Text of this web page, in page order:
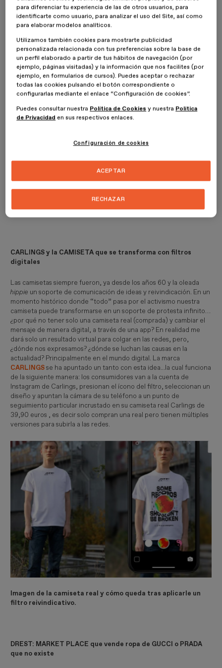
REPENSAR o ACELERAR procesos que en realidad ya estaban en
la vanguardia de la moda.
Ahora parece que el modelo masivo, basado en el consumo rápido,
lo que conocemos comofast fashionha muerto, o está
profundamente herido, y además era, ahora todos lo vemos, un
sector destructor del planeta. Debemos ser más eficientes y sobre
todo más digitales. La crisis sanitaria se ha intentado paliar con
tecnología y parece que la recuperación económica pasará por ahí.
La unión entre moda y tecnología no es nueva, de hecho pre-
pandemia en pleno debate sobre la crisis ecológica sufrió un gran
configurarse como un modelo de negocio nuevo…pero, ¿qué es?
virtual?.....este post quiere dar respuesta a todo esto.
Entendemos por moda digital toda aquella que se basa en lo digital
y tiene por lo menos una parte de irrealidad creada con
tecnología. Vamos a ver varios ejemplos para conocer su
dimensión:
CARLINGS y la CAMISETA que se transforma con filtros
digitales
Las camisetas siempre fueron, ya desde los años 60 y la oleada
hippie un soporte de comunicación de ideas y reivindicación. En un
momento histórico donde “todo” pasa por el activismo nuestra
camiseta puede transformarse en un soporte de protesta infinito…
¿por qué no tener solo una camiseta real (comprada) y cambiar el
mensaje de manera digital, a través de una app? En realidad me
dará solo un resultado virtual para colgar en las redes, pero,
¿dónde nos expresamos? ¿dónde se luchan las causas en la
actualidad? Principalmente en el mundo digital. La marca
CARLINGSse ha apuntado un tanto con esta idea...la cual funciona
de la siguiente manera: los consumidores van a la cuenta de
Instagram de Carlings, presionan el ícono del filtro, seleccionan un
diseño y apuntan la cámara de su teléfono a un punto de
seguimiento particular incrustado en su camiseta real Carlings de
39,90 euros , es decir solo compran una real pero tienen múltiples
versiones para subirla a las redes.
Imagen de la camiseta real y cómo queda tras aplicarle un
filtro reivindicativo.
DREST: MARKET PLACE que vende ropa de GUCCI o PRADA
que no existe
para diferenciar tu experiencia de las de otros usuarios, para
identificarte como usuario, para analizar el uso del Site, así como
para elaborar modelos analíticos.
Utilizamos también cookies para mostrarte publicidad
personalizada relacionada con tus preferencias sobre la base de
un perfil elaborado a partir de tus hábitos de navegación (por
ejemplo, páginas visitadas) y la información que nos facilites (por
ejemplo, en formularios de cursos). Puedes aceptar o rechazar
todas las cookies pulsando el botón correspondiente o
configurarlas mediante el enlace “Configuración de cookies”.
Puedes consultar nuestra Política de Cookies y nuestra Política
de Privacidad en sus respectivos enlaces.
Configuración de cookies
RECHAZAR
ACEPTAR